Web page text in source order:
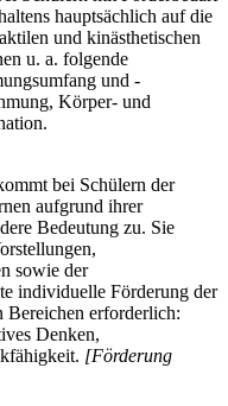
hauptsächlich auf die
und kinästhetischen
u. a. folgende
und -
Körper- und
bei Schülern der
aufgrund ihrer
Bedeutung zu. Sie
sowie der
individuelle Förderung der
Bereichen erforderlich:
Denken,
[Förderung